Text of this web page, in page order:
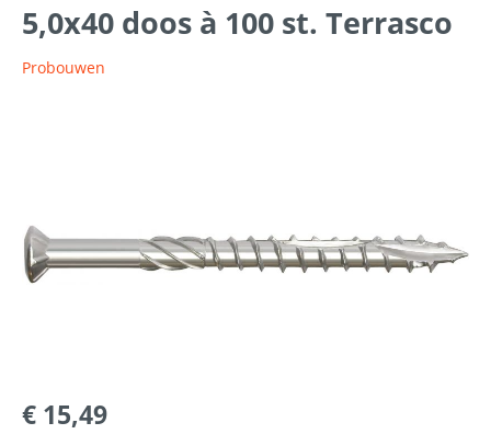
5,0x40 doos à 100 st. Terrasco
Probouwen
€ 15,49